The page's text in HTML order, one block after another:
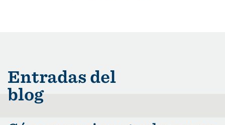
Entradas del
blog